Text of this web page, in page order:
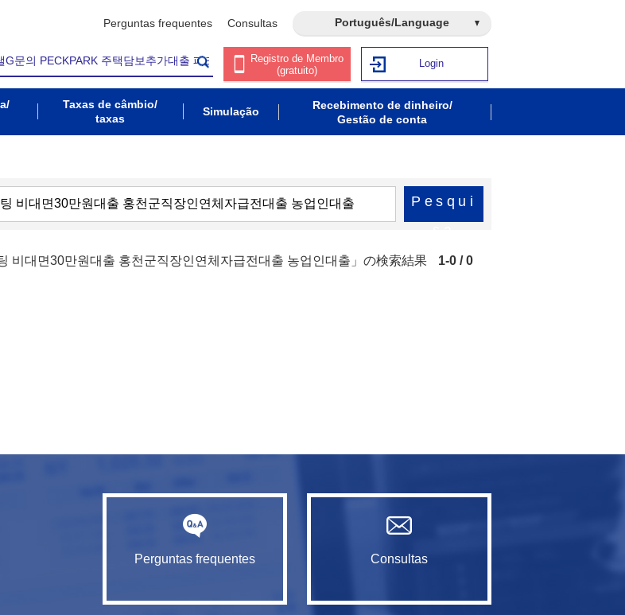
Perguntas frequentes Consultas Português/Language
Registro de Membro
(gratuito)
Login
Taxas de câmbio/
taxas
Simulação
Recebimento de dinheiro/
Gestão de conta
Pesqui
비대면30만원대출 홍천군직장인연체자급전대출 농업인대출」の検索結果 1-0 / 0
Perguntas frequentes Consultas